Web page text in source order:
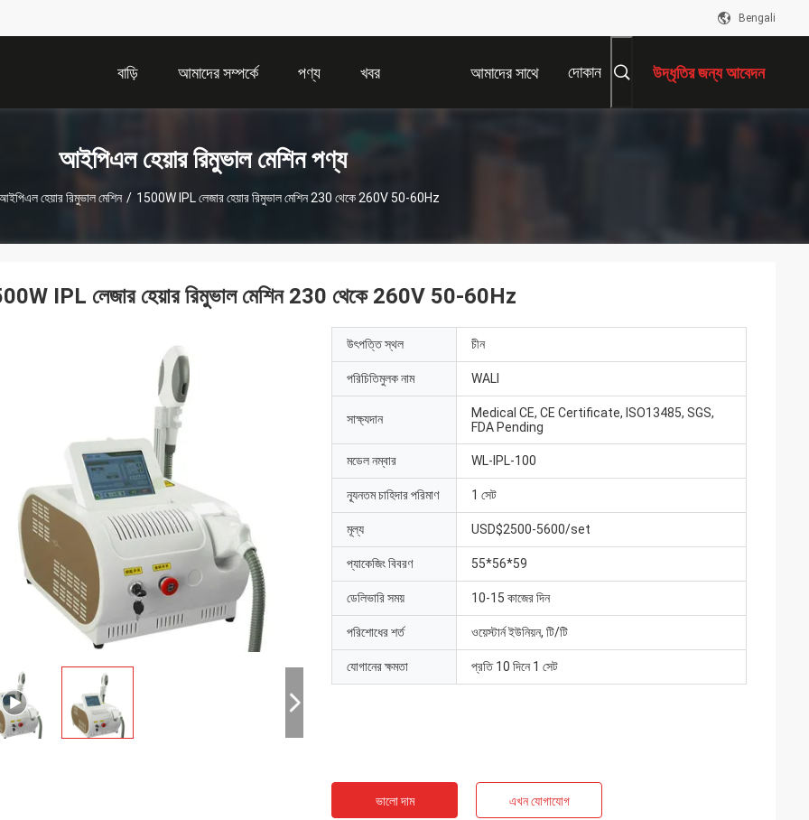
Bengali
বাড়ি আমাদের সম্পর্কে পণ্য খবর আমাদের সাথে দোকান উদ্ধৃতির জন্য আবেদন
আইপিএল হেয়ার রিমুভাল মেশিন পণ্য
হেয়ার রিমুভাল মেশিন / 1500W IPL লেজার হেয়ার রিমুভাল মেশিন 230 থেকে 260V 50-60Hz
IPL লেজার হেয়ার রিমুভাল মেশিন 230 থেকে 260V 50-60Hz
উৎপত্তি স্থল চীন
পরিচিতিমুলক নাম WALI
সাক্ষ্যদান
Medical CE, CE Certificate, ISO13485, SGS,
FDA Pending
মডেল নম্বার WL-IPL-100
ন্যূনতম চাহিদার পরিমাণ 1 সেট
মূল্য USD$2500-5600/set
প্যাকেজিং বিবরণ 55*56*59
ডেলিভারি সময় 10-15 কাজের দিন
পরিশোধের শর্ত ওয়েস্টার্ন ইউনিয়ন, টি/টি
যোগানের ক্ষমতা প্রতি 10 দিনে 1 সেট
ভালো দাম এখন যোগাযোগ